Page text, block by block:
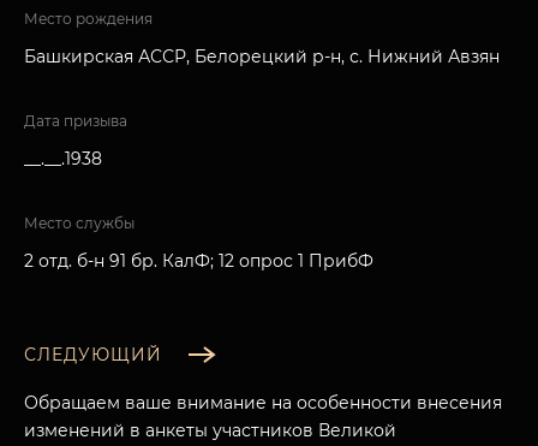
Место рождения
Башкирская АССР, Белорецкий р-н, с. Нижний Авзян
Дата призыва
__.__.1938
Место службы
2 отд. б-н 91 бр. КалФ; 12 опрос 1 ПрибФ
СЛЕДУЮЩИЙ
Обращаем ваше внимание на особенности внесения
изменений в анкеты участников Великой